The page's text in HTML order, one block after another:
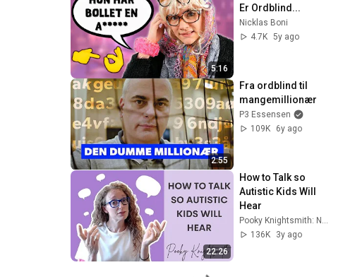
5:16
Er Ordblind...
Nicklas Boni
4.7K 5y ago
2:55
Fra ordblind til
mangemillionær
P3 Essensen
109K
6y ago
22:26
How to Talk so
Autistic Kids Will
Hear
136K
3y ago